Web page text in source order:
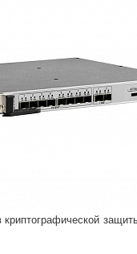
криптографической